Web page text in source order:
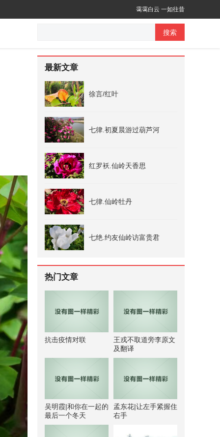
霭霭白云 一如往昔
搜索
最新文章
徐言/红叶
七律.初夏晨游过葫芦河
红罗袄.仙岭天香思
七律.仙岭牡丹
七绝.约友仙岭访富贵君
热门文章
抗击疫情对联
王戎不取道旁李原文
及翻译
吴明霞|和你在一起的
最后一个冬天
孟东花|让左手紧握住
右手